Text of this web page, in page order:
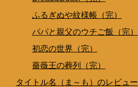
ふるぎぬや紋様帳（完）
パパと親父のウチご飯（完）
初恋の世界（完）
薔薇王の葬列（完）
タイトル名（ま～も）のレビュー